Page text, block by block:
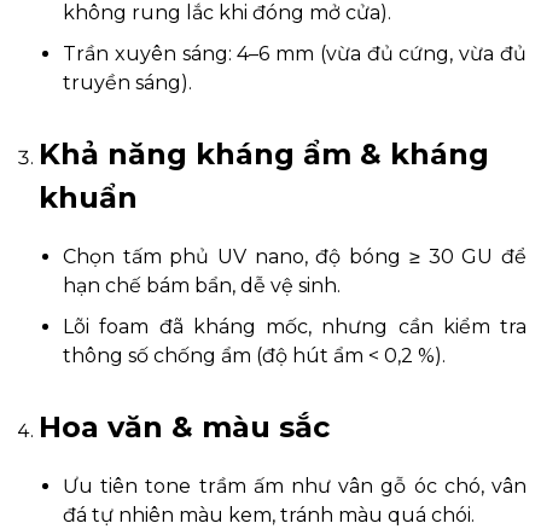
không rung lắc khi đóng mở cửa).
Trần xuyên sáng: 4–6 mm (vừa đủ cứng, vừa đủ
truyền sáng).
Khả năng kháng ẩm & kháng
khuẩn
Chọn tấm phủ UV nano, độ bóng ≥ 30 GU để
hạn chế bám bẩn, dễ vệ sinh.
Lõi foam đã kháng mốc, nhưng cần kiểm tra
thông số chống ẩm (độ hút ẩm < 0,2 %).
Hoa văn & màu sắc
Ưu tiên tone trầm ấm như vân gỗ óc chó, vân
đá tự nhiên màu kem, tránh màu quá chói.